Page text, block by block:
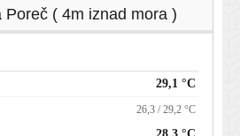
( 4m iznad mora )
29,1 °C
26,3 / 29,2 °C